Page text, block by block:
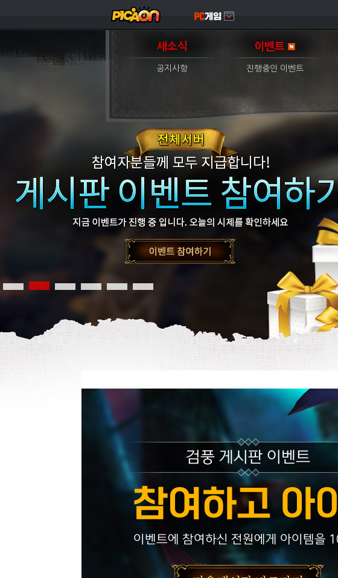
새소식
공지사항
이벤트
진행중인 이벤트
검풍 게시판 이벤트
참여하고 아
이벤트에 참여하신 전원에게 아이템을